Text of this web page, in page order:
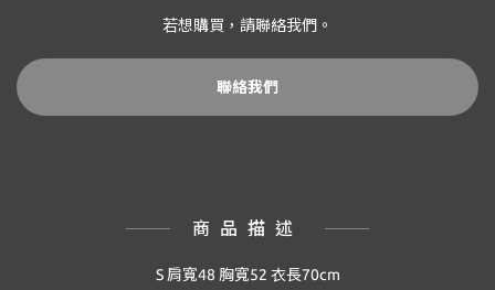
若想購買，請聯絡我們。
聯絡我們
商品描述
S 肩寬48 胸寬52 衣長70cm